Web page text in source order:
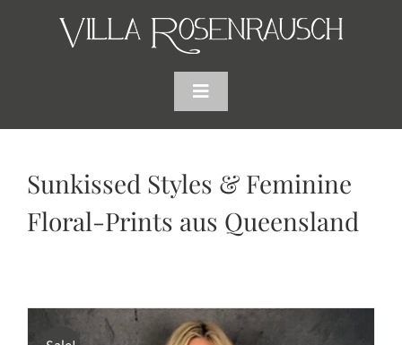
Toggle
Navigation
SHOP
WARENKORB
Sunkissed Styles & Feminine
Floral-Prints aus Queensland